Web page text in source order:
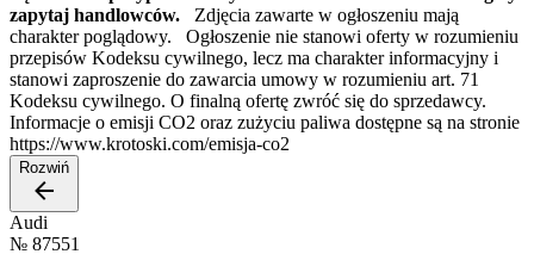
zapytaj handlowców. Zdjęcia zawarte w ogłoszeniu mają
charakter poglądowy. Ogłoszenie nie stanowi oferty w rozumieniu
przepisów Kodeksu cywilnego, lecz ma charakter informacyjny i
stanowi zaproszenie do zawarcia umowy w rozumieniu art. 71
Kodeksu cywilnego. O finalną ofertę zwróć się do sprzedawcy.
Informacje o emisji CO2 oraz zużyciu paliwa dostępne są na stronie
https://www.krotoski.com/emisja-co2
Rozwiń
Audi
№ 87551